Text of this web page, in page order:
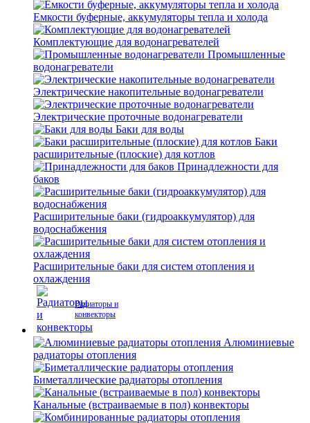
Емкости буферные, аккумуляторы тепла и холода
Комплектующие для водонагревателей
Промышленные
водонагреватели
Электрические накопительные водонагреватели
Электрические проточные водонагреватели
Баки для воды
Баки
расширительные (плоские) для котлов
Принадлежности для
баков
Расширительные баки (гидроаккумулятор) для
водоснабжения
Расширительные баки для систем отопления и
охлаждения
Радиаторы и
конвекторы
Алюминиевые
радиаторы отопления
Биметаллические радиаторы отопления
Канальные (встраиваемые в пол) конвекторы